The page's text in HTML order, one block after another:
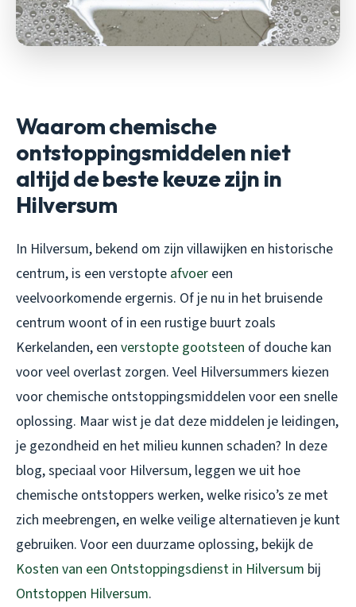
Waarom chemische
ontstoppingsmiddelen niet
altijd de beste keuze zijn in
Hilversum
In Hilversum, bekend om zijn villawijken en historische
centrum, is een verstopte afvoer een
veelvoorkomende ergernis. Of je nu in het bruisende
centrum woont of in een rustige buurt zoals
Kerkelanden, een verstopte gootsteen of douche kan
voor veel overlast zorgen. Veel Hilversummers kiezen
voor chemische ontstoppingsmiddelen voor een snelle
oplossing. Maar wist je dat deze middelen je leidingen,
je gezondheid en het milieu kunnen schaden? In deze
blog, speciaal voor Hilversum, leggen we uit hoe
chemische ontstoppers werken, welke risico’s ze met
zich meebrengen, en welke veilige alternatieven je kunt
gebruiken. Voor een duurzame oplossing, bekijk de
Kosten van een Ontstoppingsdienst in Hilversum bij
Ontstoppen Hilversum.